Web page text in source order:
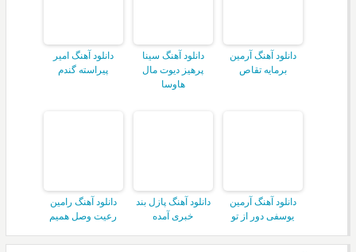
دانلود آهنگ آرمین
برمایه تقاص
دانلود آهنگ سینا
پرهیز دیوت مال
هاوسا
دانلود آهنگ امیر
پیراسته گندم
دانلود آهنگ آرمین
یوسفی دور از تو
دانلود آهنگ پازل بند
خبری آمده
دانلود آهنگ رامین
رعیت وصل همیم